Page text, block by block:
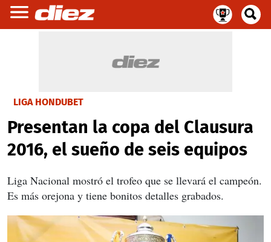
LIGA HONDUBET
Presentan la copa del Clausura
2016, el sueño de seis equipos
Liga Nacional mostró el trofeo que se llevará el campeón.
Es más orejona y tiene bonitos detalles grabados.